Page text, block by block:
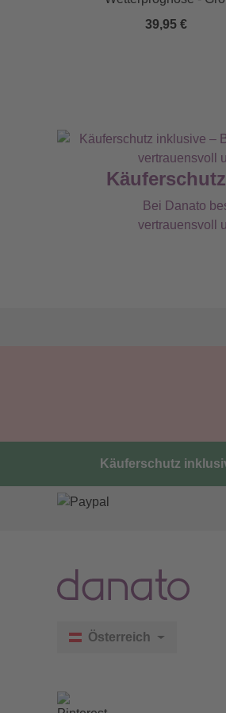
39,95 €
Bei Danato
vertrauensvoll
Käuferschutz
Österreich